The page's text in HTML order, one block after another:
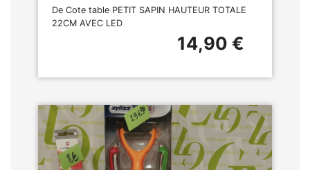
De Cote table PETIT SAPIN HAUTEUR TOTALE
22CM AVEC LED
14,90 €